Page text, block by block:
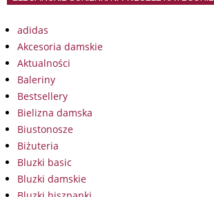
adidas
Akcesoria damskie
Aktualności
Baleriny
Bestsellery
Bielizna damska
Biustonosze
Biżuteria
Bluzki basic
Bluzki damskie